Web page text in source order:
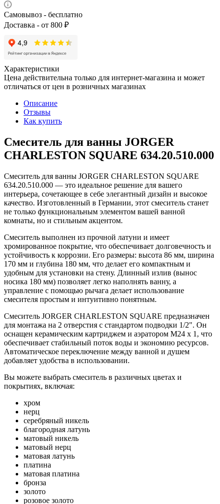
Самовывоз - бесплатно
Доставка - от 800 ₽
Характеристики
Цена действительна только для интернет-магазина и может
отличаться от цен в розничных магазинах
Описание
Отзывы
Как купить
Смеситель для ванны JORGER
CHARLESTON SQUARE 634.20.510.000
Смеситель для ванны JORGER CHARLESTON SQUARE
634.20.510.000 — это идеальное решение для вашего
интерьера, сочетающее в себе элегантный дизайн и высокое
качество. Изготовленный в Германии, этот смеситель станет
не только функциональным элементом вашей ванной
комнаты, но и стильным акцентом.
Смеситель выполнен из прочной латуни и имеет
хромированное покрытие, что обеспечивает долговечность и
устойчивость к коррозии. Его размеры: высота 86 мм, ширина
170 мм и глубина 180 мм, что делает его компактным и
удобным для установки на стену. Длинный излив (вынос
носика 180 мм) позволяет легко наполнять ванну, а
управление с помощью рычага делает использование
смесителя простым и интуитивно понятным.
Смеситель JORGER CHARLESTON SQUARE предназначен
для монтажа на 2 отверстия с стандартом подводки 1/2". Он
оснащен керамическим картриджем и аэратором М24 х 1, что
обеспечивает стабильный поток воды и экономию ресурсов.
Автоматическое переключение между ванной и душем
добавляет удобства в использовании.
Вы можете выбрать смеситель в различных цветах и
покрытиях, включая:
хром
нерц
серебряный никель
благородная латунь
матовый никель
матовый нерц
матовая латунь
платина
матовая платина
бронза
золото
розовое золото